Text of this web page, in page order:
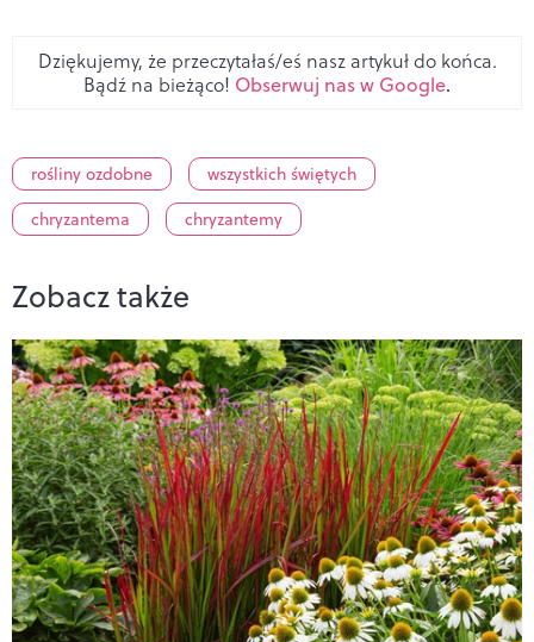
Dziękujemy, że przeczytałaś/eś nasz artykuł do końca.
Bądź na bieżąco! Obserwuj nas w Google.
rośliny ozdobne
wszystkich świętych
chryzantema
chryzantemy
Zobacz także